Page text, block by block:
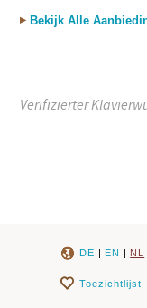
Bekijk Alle
Verifizierter
DE | EN | NL
Toezichtlijst